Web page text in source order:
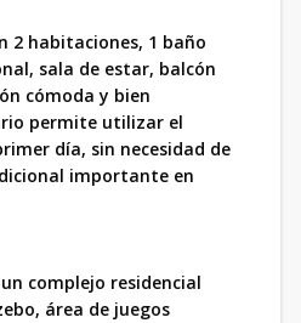
2 habitaciones, 1 baño
sala de estar, balcón
cómoda y bien
permite utilizar el
día, sin necesidad de
importante en
complejo residencial
área de juegos